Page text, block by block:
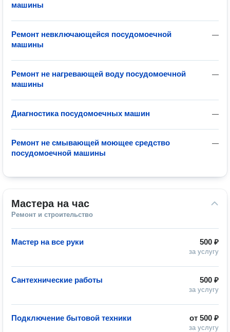
машины
—
Ремонт невключающейся посудомоечной
машины
—
Ремонт не нагревающей воду посудомоечной
машины
—
Диагностика посудомоечных машин
—
Ремонт не смывающей моющее средство
посудомоечной машины
Мастера на час
Ремонт и строительство
500 ₽
за услугу
Мастер на все руки
500 ₽
за услугу
Сантехнические работы
от 500 ₽
за услугу
Подключение бытовой техники